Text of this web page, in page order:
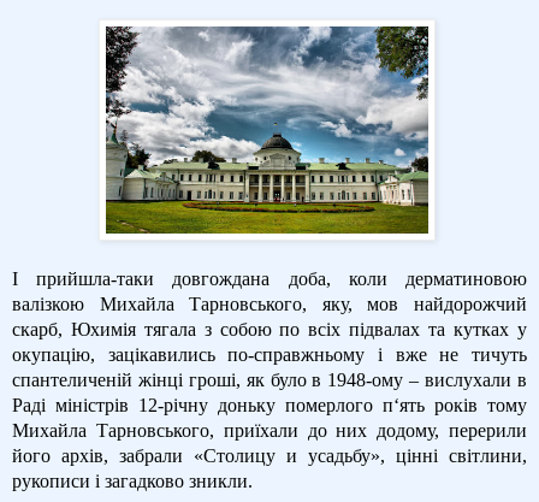
І прийшла-таки довгождана доба, коли дерматиновою
валізкою Михайла Тарновського, яку, мов найдорожчий
скарб, Юхимія тягала з собою по всіх підвалах та кутках у
окупацію, зацікавились по-справжньому і вже не тичуть
спантеличеній жінці гроші, як було в 1948-ому – вислухали в
Раді міністрів 12-річну доньку померлого п‘ять років тому
Михайла Тарновського, приїхали до них додому, перерили
його архів, забрали «Столицу и усадьбу», цінні світлини,
рукописи і загадково зникли.